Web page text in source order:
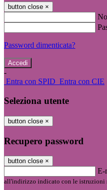
button close ×
Password dimenticata?
-
Entra con SPID Entra con CIE
Seleziona utente
button close ×
Recupero password
button close ×
E-
all'indirizzo indicato con le istruzioni